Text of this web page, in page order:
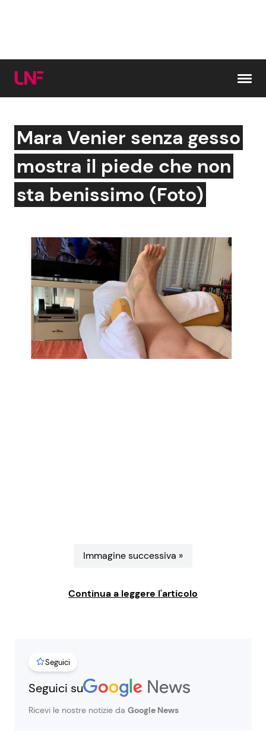
Cerca:
News e Cronaca
Attualità Italiana
Dal Mondo
Economia
Persone Scomparse
Politica
Gossip e TV
Bellezze VIP
Coppie VIP
Fiction e Serie TV
Programmi TV
Reality e Talent
News benessere
Salute
Cucina e Ricette
Primi Piatti
Ricette Facili e Veloci
Mara Venier senza gesso
mostra il piede che non
sta benissimo (Foto)
Immagine successiva »
Continua a leggere l'articolo
Seguici
Seguici su
Ricevi le nostre notizie da Google News